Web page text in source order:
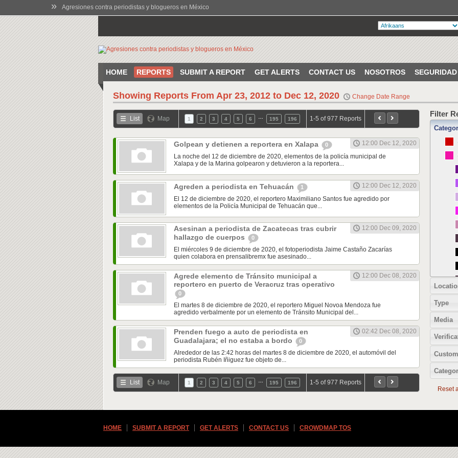
» Agresiones contra periodistas y blogueros en México
HOME REPORTS SUBMIT A REPORT GET ALERTS CONTACT US NOSOTROS SEGURIDAD
Showing Reports From Apr 23, 2012 to Dec 12, 2020 Change Date Range
List Map 1 2 3 4 5 6 195 196 1-5 of 977 Reports
Golpean y detienen a reportera en Xalapa 0
12:00 Dec 12, 2020
La noche del 12 de diciembre de 2020, elementos de la policía municipal de
Xalapa y de la Marina golpearon y detuvieron a la reportera...
Agreden a periodista en Tehuacán 1
12:00 Dec 12, 2020
El 12 de diciembre de 2020, el reportero Maximiliano Santos fue agredido por
elementos de la Policía Municipal de Tehuacán que...
Asesinan a periodista de Zacatecas tras cubrir
hallazgo de cuerpos
0
12:00 Dec 09, 2020
El miércoles 9 de diciembre de 2020, el fotoperiodista Jaime Castaño Zacarías
quien colabora en prensalibremx fue asesinado...
Agrede elemento de Tránsito municipal a
reportero en puerto de Veracruz tras operativo
0
12:00 Dec 08, 2020
El martes 8 de diciembre de 2020, el reportero Miguel Novoa Mendoza fue
agredido verbalmente por un elemento de Tránsito Municipal del...
Prenden fuego a auto de periodista en
Guadalajara; el no estaba a bordo
0
02:42 Dec 08, 2020
Alrededor de las 2:42 horas del martes 8 de diciembre de 2020, el automóvil del
periodista Rubén Iñiguez fue objeto de...
List Map 1 2 3 4 5 6 195 196 1-5 of 977 Reports
Filter
Type
Media
Reset
HOME SUBMIT A REPORT GET ALERTS CONTACT US CROWDMAP TOS